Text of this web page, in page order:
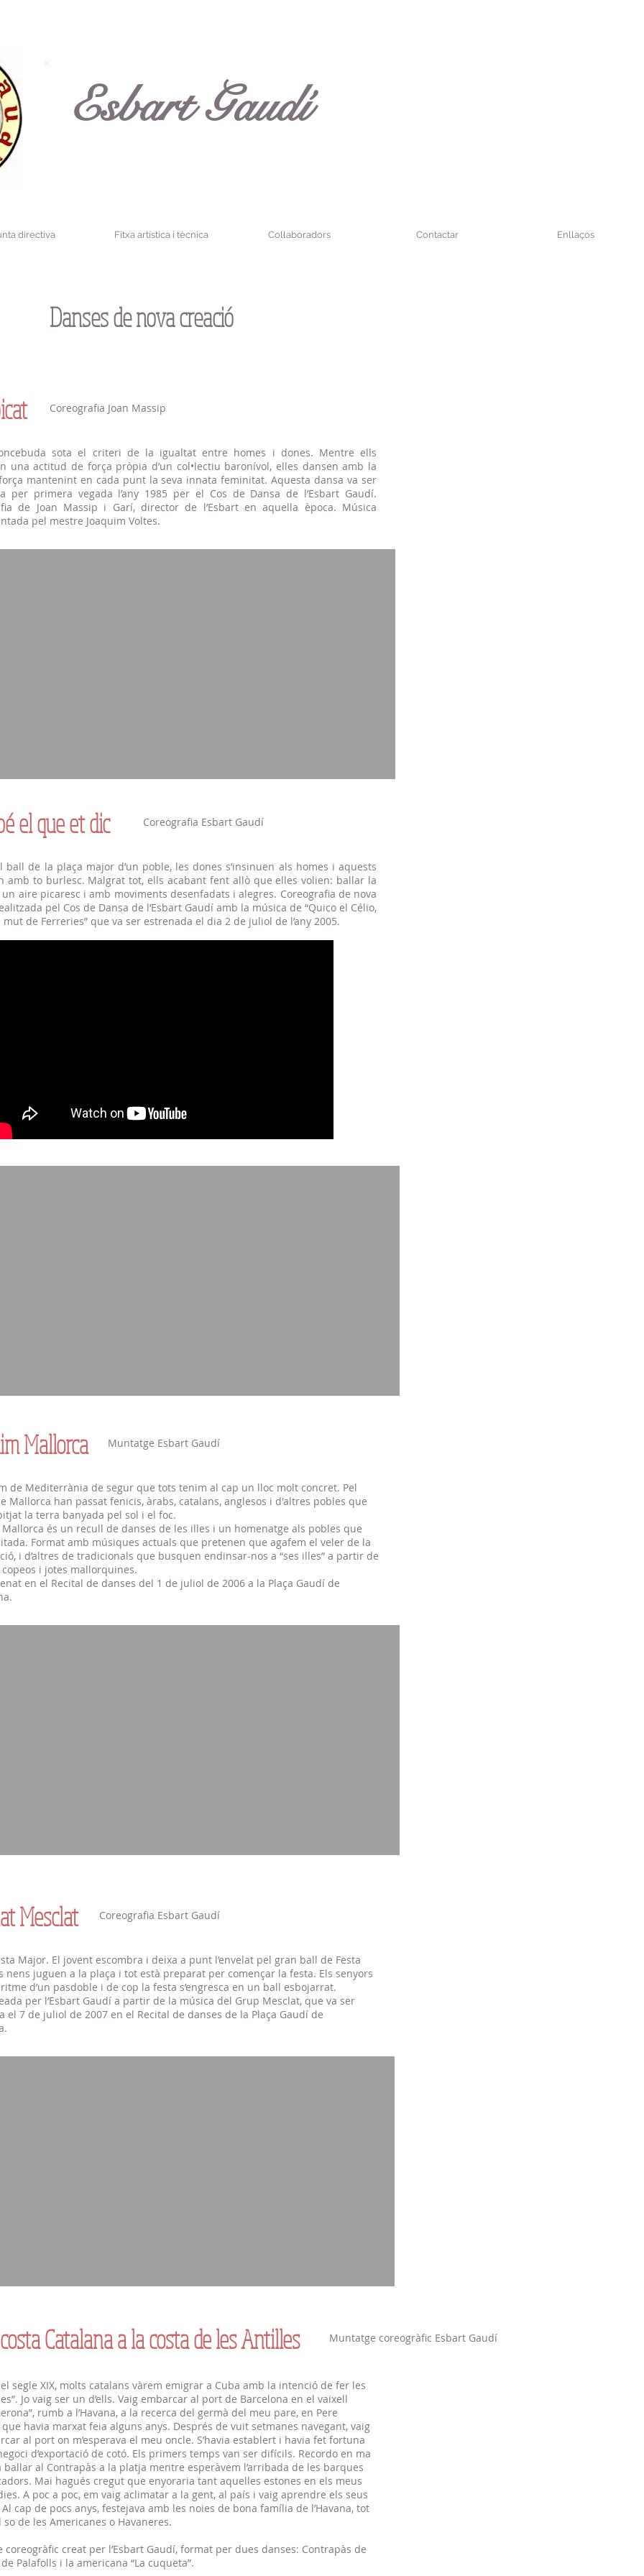
Esbart Gaudí
directiva Fitxa artística i tècnica Col·laboradors Contactar Enllaços
Danses de nova creació
Coreografia Joan Massip
sota el criteri de la igualtat entre homes i dones. Mentre ells
una actitud de força pròpia d’un col•lectiu baronívol, elles dansen amb la
mantenint en cada punt la seva innata feminitat. Aquesta dansa va ser
per primera vegada l’any 1985 per el Cos de Dansa de l’Esbart Gaudí.
de Joan Massip i Garí, director de l’Esbart en aquella època. Música
pel mestre Joaquim Voltes.
Coreografia Esbart Gaudí
el que et dic
ball de la plaça major d’un poble, les dones s’insinuen als homes i aquests
amb to burlesc. Malgrat tot, ells acabant fent allò que elles volien: ballar la
aire picaresc i amb moviments desenfadats i alegres. Coreografia de nova
pel Cos de Dansa de l’Esbart Gaudí amb la música de “Quico el Célio,
de Ferreries” que va ser estrenada el dia 2 de juliol de l’any 2005.
Mallorca Muntatge Esbart Gaudí
de Mediterrània de segur que tots tenim al cap un lloc molt concret. Pel
Mallorca han passat fenicis, àrabs, catalans, anglesos i d'altres pobles que
la terra banyada pel sol i el foc.
Mallorca és un recull de danses de les illes i un homenatge als pobles que
Format amb músiques actuals que pretenen que agafem el veler de la
i d’altres de tradicionals que busquen endinsar-nos a “ses illes” a partir de
copeos i jotes mallorquines.
en el Recital de danses del 1 de juliol de 2006 a la Plaça Gaudí de
Mesclat Coreografia Esbart Gaudí
Major. El jovent escombra i deixa a punt l’envelat pel gran ball de Festa
nens juguen a la plaça i tot està preparat per començar la festa. Els senyors
d’un pasdoble i de cop la festa s’engresca en un ball esbojarrat.
per l’Esbart Gaudí a partir de la música del Grup Mesclat, que va ser
el 7 de juliol de 2007 en el Recital de danses de la Plaça Gaudí de
Catalana a la costa de les Antilles Muntatge coreogràfic Esbart Gaudí
segle XIX, molts catalans vàrem emigrar a Cuba amb la intenció de fer les
Jo vaig ser un d’ells. Vaig embarcar al port de Barcelona en el vaixell
rumb a l’Havana, a la recerca del germà del meu pare, en Pere
que havia marxat feia alguns anys. Després de vuit setmanes navegant, vaig
al port on m’esperava el meu oncle. S’havia establert i havia fet fortuna
d’exportació de cotó. Els primers temps van ser difícils. Recordo en ma
ballar al Contrapàs a la platja mentre esperàvem l’arribada de les barques
Mai hagués cregut que enyoraria tant aquelles estones en els meus
A poc a poc, em vaig aclimatar a la gent, al país i vaig aprendre els seus
cap de pocs anys, festejava amb les noies de bona família de l’Havana, tot
de les Americanes o Havaneres.
coreogràfic creat per l’Esbart Gaudí, format per dues danses: Contrapàs de
Palafolls i la americana “La cuqueta”.